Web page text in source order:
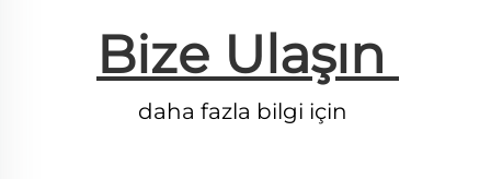
Bize Ulaşın
daha fazla bilgi için